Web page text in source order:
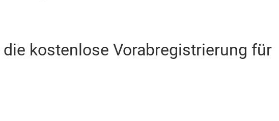
die kostenlose Vorabregistrierung für